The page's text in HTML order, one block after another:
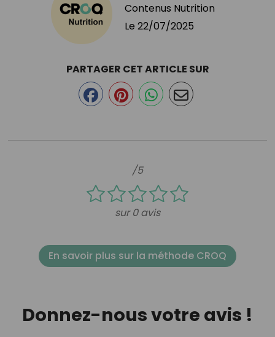
Contenus Nutrition
Le 22/07/2025
/5
sur 0 avis
PARTAGER CET ARTICLE SUR
En savoir plus sur la méthode CROQ
Donnez-nous votre avis !